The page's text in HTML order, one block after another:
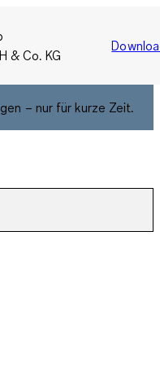
& Co. KG
– nur für kurze Zeit.